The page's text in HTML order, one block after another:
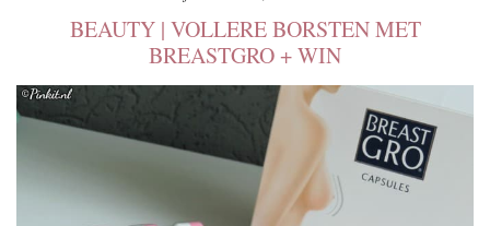
BEAUTY | VOLLERE BORSTEN MET
BREASTGRO + WIN